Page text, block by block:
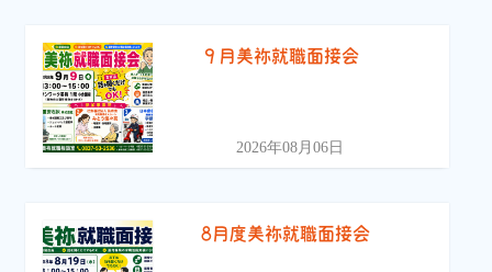
９月美祢就職面接会
2026年08月06日
8月度美祢就職面接会